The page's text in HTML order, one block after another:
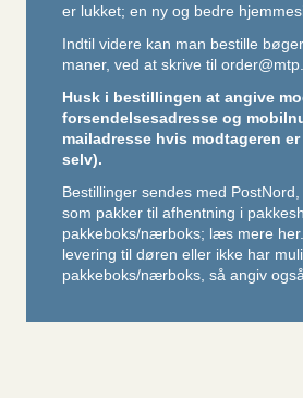
er lukket; en ny og bedre
Indtil videre kan man bestille
maner, ved at skrive til
Husk i bestillingen at angive
forsendelsesadresse og
mailadresse hvis modtageren
selv).
Bestillinger sendes med
som pakker til afhentning i
pakkeboks/nærboks; læs mere her
levering til døren eller ikke har
pakkeboks/nærboks, så angiv